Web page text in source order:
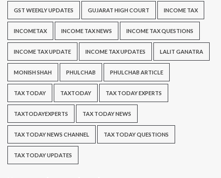
GST WEEKLY UPDATES GUJARAT HIGH COURT INCOME TAX
INCOMETAX INCOME TAX NEWS INCOME TAX QUESTIONS
INCOME TAX UPDATE INCOME TAX UPDATES LALIT GANATRA
MONISH SHAH PHULCHAB PHULCHAB ARTICLE
TAX TODAY TAXTODAY TAX TODAY EXPERTS
TAXTODAYEXPERTS TAX TODAY NEWS
TAX TODAY NEWS CHANNEL TAX TODAY QUESTIONS
TAX TODAY UPDATES